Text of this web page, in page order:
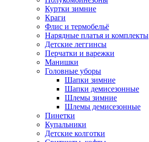
Куртки зимние
Краги
Флис и термобельё
Нарядные платья и комплекты
Детские леггинсы
Перчатки и варежки
Манишки
Головные уборы
Шапки зимние
Шапки демисезонные
Шлемы зимние
Шлемы демисезонные
Пинетки
Купальники
Детские колготки